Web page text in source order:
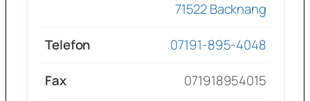
71522 Backnang
Telefon
07191-895-4048
Fax
071918954015